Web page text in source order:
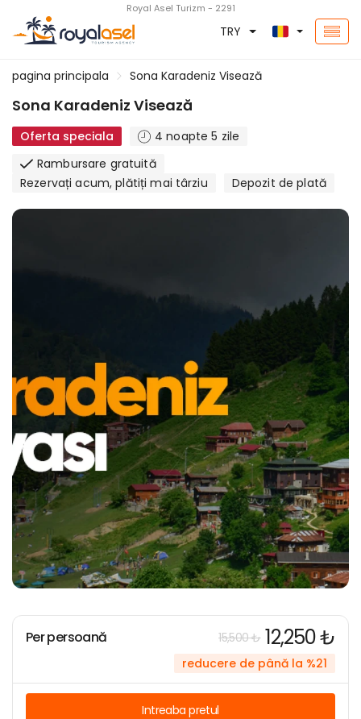
Royal Asel Turizm - 2291
TRY
pagina principala Sona Karadeniz Visează
Sona Karadeniz Visează
Oferta speciala
4 noapte 5 zile
Rambursare gratuită
Rezervați acum, plătiți mai târziu
Depozit de plată
Per persoană 15,500 ₺ 12,250 ₺
reducere de până la %21
Intreaba pretul